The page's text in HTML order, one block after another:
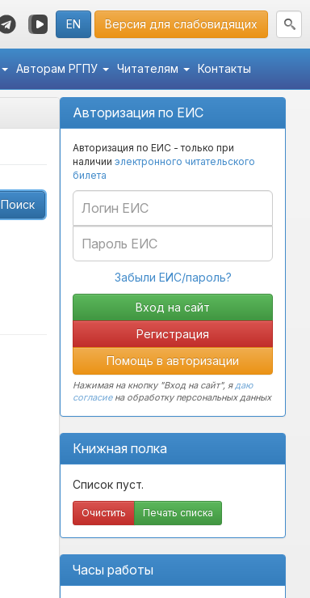
EN Версия для слабовидящих
Авторам РГПУ Читателям Контакты
Авторизация по ЕИС
Авторизация по ЕИС - только при
наличии электронного читательского
билета
Забыли ЕИС/пароль?
Регистрация
Помощь в авторизации
Нажимая на кнопку "Вход на сайт", ядаю
согласиена обработку персональных данных
Книжная полка
Список пуст.
Очистить Печать списка
Часы работы
Поиск